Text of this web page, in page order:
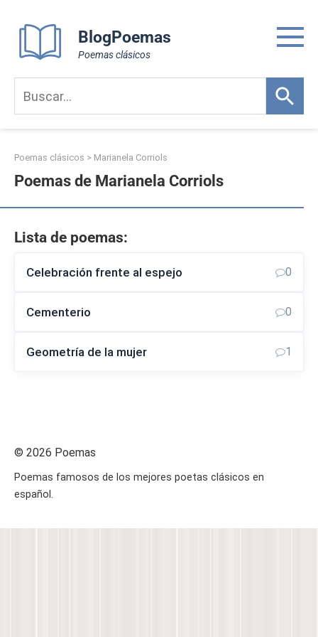
content
BlogPoemas
Poemas clásicos
Poemas clásicos > Marianela Corriols
Poemas de Marianela Corriols
Lista de poemas:
Celebración frente al espejo 0
Cementerio 0
Geometría de la mujer 1
© 2026 Poemas
Poemas famosos de los mejores poetas clásicos en
español.